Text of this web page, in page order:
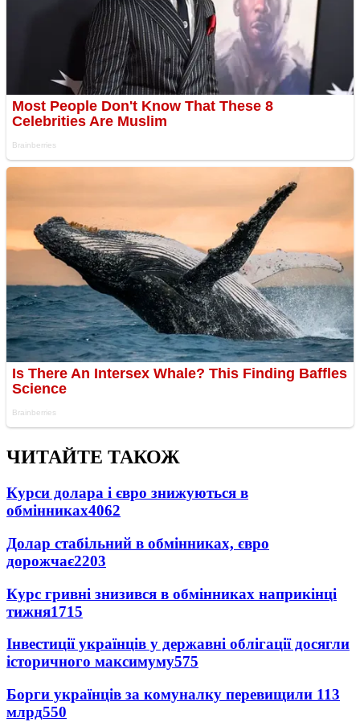
ЧИТАЙТЕ ТАКОЖ
Курси долара і євро знижуються в
обмінниках4062
Долар стабільний в обмінниках, євро
дорожчає2203
Курс гривні знизився в обмінниках наприкінці
тижня1715
Інвестиції українців у державні облігації досягли
історичного максимуму575
Борги українців за комуналку перевищили 113
млрд550